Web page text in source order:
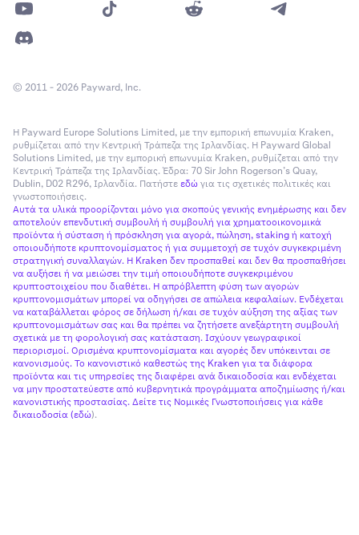
© 2011 - 2026 Payward, Inc.
Η Payward Europe Solutions Limited, με την εμπορική επωνυμία Kraken,
ρυθμίζεται από την Κεντρική Τράπεζα της Ιρλανδίας. Η Payward Global
Solutions Limited, με την εμπορική επωνυμία Kraken, ρυθμίζεται από την
Κεντρική Τράπεζα της Ιρλανδίας. Έδρα: 70 Sir John Rogerson’s Quay,
Dublin, D02 R296, Ιρλανδία. Πατήστεεδώγια τις σχετικές πολιτικές και
γνωστοποιήσεις.
Αυτά τα υλικά προορίζονται μόνο για σκοπούς γενικής ενημέρωσης και δεν
αποτελούν επενδυτική συμβουλή ή συμβουλή για χρηματοοικονομικά
προϊόντα ή σύσταση ή πρόσκληση για αγορά, πώληση, staking ή κατοχή
οποιουδήποτε κρυπτονομίσματος ή για συμμετοχή σε τυχόν συγκεκριμένη
στρατηγική συναλλαγών. Η Kraken δεν προσπαθεί και δεν θα προσπαθήσει
να αυξήσει ή να μειώσει την τιμή οποιουδήποτε συγκεκριμένου
κρυπτοστοιχείου που διαθέτει. Η απρόβλεπτη φύση των αγορών
κρυπτονομισμάτων μπορεί να οδηγήσει σε απώλεια κεφαλαίων. Ενδέχεται
να καταβάλλεται φόρος σε δήλωση ή/και σε τυχόν αύξηση της αξίας των
κρυπτονομισμάτων σας και θα πρέπει να ζητήσετε ανεξάρτητη συμβουλή
σχετικά με τη φορολογική σας κατάσταση. Ισχύουν γεωγραφικοί
περιορισμοί. Ορισμένα κρυπτονομίσματα και αγορές δεν υπόκεινται σε
κανονισμούς. Το κανονιστικό καθεστώς της Kraken για τα διάφορα
προϊόντα και τις υπηρεσίες της διαφέρει ανά δικαιοδοσία και ενδέχεται
να μην προστατεύεστε από κυβερνητικά προγράμματα αποζημίωσης ή/και
κανονιστικής προστασίας. Δείτε τις Νομικές Γνωστοποιήσεις για κάθε
δικαιοδοσία (εδώ).